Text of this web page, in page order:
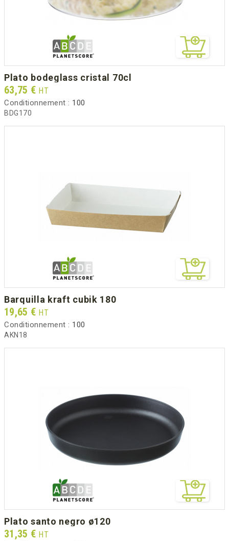
plato bodeglass cristal 70cl
Prix
63,75 € HT
Conditionnement : 100
BDG170
barquilla kraft cubik 180
Prix
19,65 € HT
Conditionnement : 100
AKN18
plato santo negro ø120
Prix
31,35 € HT